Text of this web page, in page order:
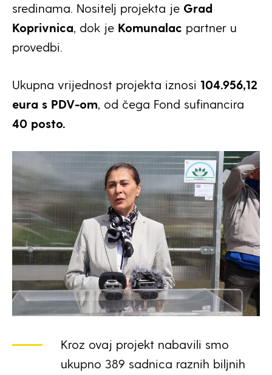
sredinama. Nositelj projekta je Grad
Koprivnica, dok je Komunalac partner u
provedbi.
Ukupna vrijednost projekta iznosi 104.956,12
eura s PDV-om, od čega Fond sufinancira
40 posto.
Kroz ovaj projekt nabavili smo
ukupno 389 sadnica raznih biljnih